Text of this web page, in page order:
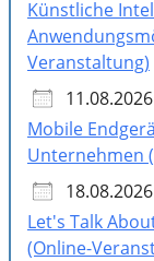
Künstliche
Veranstaltung)
11.08.2026
Mobile
Unternehmen
18.08.2026
Let's Talk
(Online-